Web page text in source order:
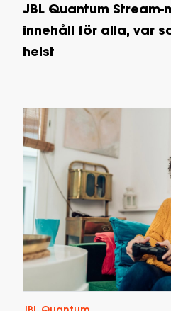
JBL Quantum
innehåll för alla, var
helst